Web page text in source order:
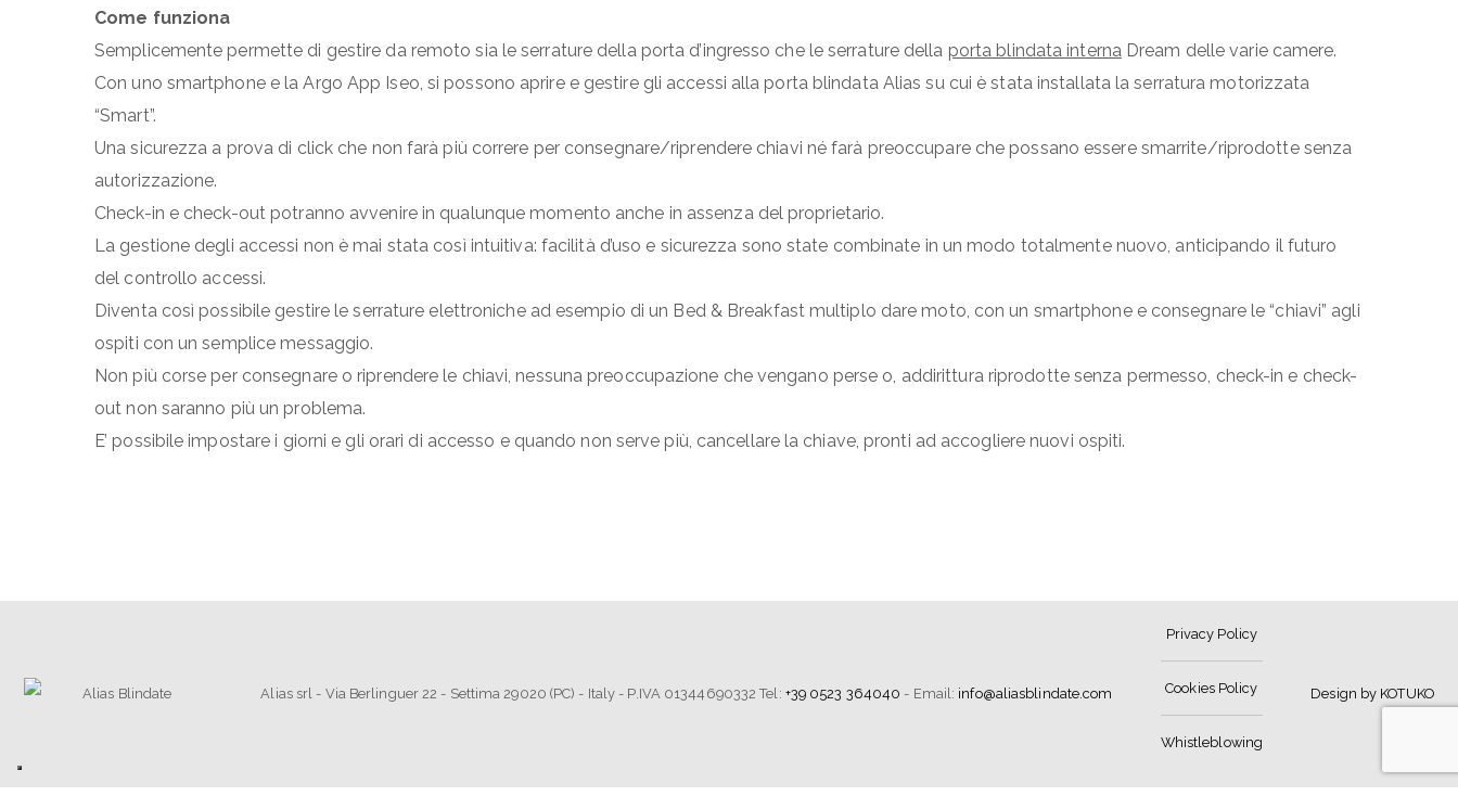
Come funziona
Semplicemente permette di gestire da remoto sia le serrature della porta d’ingresso che le serrature della porta blindata internaDream delle varie camere.
Con uno smartphone e la Argo App Iseo, si possono aprire e gestire gli accessi alla porta blindata Alias su cui è stata installata la serratura motorizzata
“Smart”.
Una sicurezza a prova di click che non farà più correre per consegnare/riprendere chiavi né farà preoccupare che possano essere smarrite/riprodotte senza
autorizzazione.
Check-in e check-out potranno avvenire in qualunque momento anche in assenza del proprietario.
La gestione degli accessi non è mai stata così intuitiva: facilità d’uso e sicurezza sono state combinate in un modo totalmente nuovo, anticipando il futuro
del controllo accessi.
Diventa così possibile gestire le serrature elettroniche ad esempio di un Bed & Breakfast multiplo dare moto, con un smartphone e consegnare le “chiavi” agli
ospiti con un semplice messaggio.
Non più corse per consegnare o riprendere le chiavi, nessuna preoccupazione che vengano perse o, addirittura riprodotte senza permesso, check-in e check-
out non saranno più un problema.
E’ possibile impostare i giorni e gli orari di accesso e quando non serve più, cancellare la chiave, pronti ad accogliere nuovi ospiti.
Alias srl - Via Berlinguer 22 - Settima 29020 (PC) - Italy - P.IVA 01344690332 Tel: +39 0523 364040 - Email: info@aliasblindate.com
Privacy Policy
Cookies Policy
Whistleblowing
Design by KOTUKO